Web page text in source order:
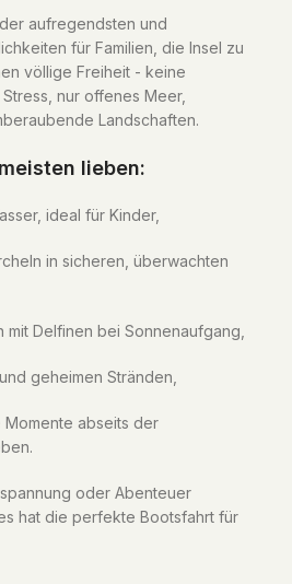
aufregendsten und
für Familien, die Insel zu
völlige Freiheit - keine
nur offenes Meer,
Landschaften.
lieben:
ideal für Kinder,
in sicheren, überwachten
Delfinen bei Sonnenaufgang,
geheimen Stränden,
Momente abseits der
oder Abenteuer
hat die perfekte Bootsfahrt für